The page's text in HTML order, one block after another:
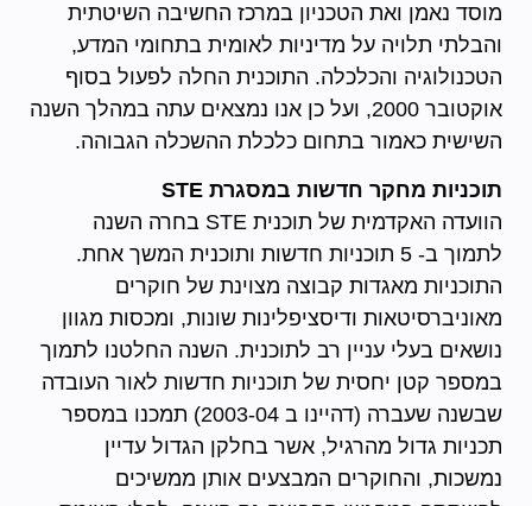
מוסד נאמן ואת הטכניון במרכז החשיבה השיטתית
והבלתי תלויה על מדיניות לאומית בתחומי המדע,
הטכנולוגיה והכלכלה. התוכנית החלה לפעול בסוף
אוקטובר 2000, ועל כן אנו נמצאים עתה במהלך השנה
השישית כאמור בתחום כלכלת ההשכלה הגבוהה.
תוכניות מחקר חדשות במסגרת STE
הוועדה האקדמית של תוכנית STE בחרה השנה
לתמוך ב- 5 תוכניות חדשות ותוכנית המשך אחת.
התוכניות מאגדות קבוצה מצוינת של חוקרים
מאוניברסיטאות ודיסציפלינות שונות, ומכסות מגוון
נושאים בעלי עניין רב לתוכנית. השנה החלטנו לתמוך
במספר קטן יחסית של תוכניות חדשות לאור העובדה
שבשנה שעברה (דהיינו ב 2003-04) תמכנו במספר
תכניות גדול מהרגיל, אשר בחלקן הגדול עדיין
נמשכות, והחוקרים המבצעים אותן ממשיכים